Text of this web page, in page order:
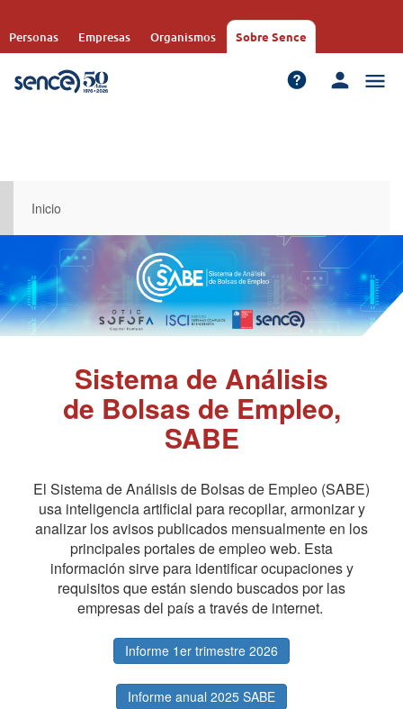
contenido
Personas Empresas Organismos Sobre Sence
Inicio
Sistema de Análisis
de Bolsas de Empleo,
SABE
El Sistema de Análisis de Bolsas de Empleo (SABE)
usa inteligencia artificial para recopilar, armonizar y
analizar los avisos publicados mensualmente en los
principales portales de empleo web. Esta
información sirve para identificar ocupaciones y
requisitos que están siendo buscados por las
empresas del país a través de internet.
Informe 1er trimestre 2026
Informe anual 2025 SABE